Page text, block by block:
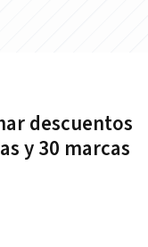
descuentos
y 30 marcas